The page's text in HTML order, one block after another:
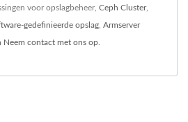
voor opslagbeheer, Ceph Cluster,
gedefinieerde opslag Armserver
Neem contact met ons op